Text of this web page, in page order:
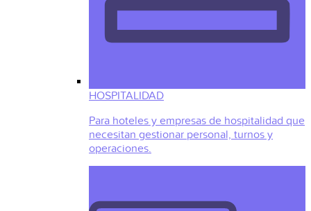
HOSPITALIDAD
Para hoteles y empresas de hospitalidad que
necesitan gestionar personal, turnos y
operaciones.